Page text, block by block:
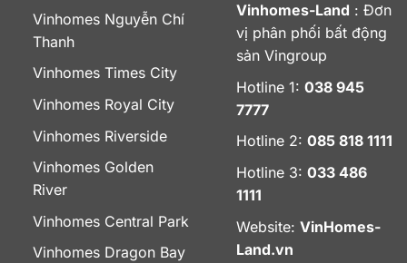
Vinhomes Nguyễn Chí
Thanh
Vinhomes Times City
Vinhomes Royal City
Vinhomes Riverside
Vinhomes Golden
River
Vinhomes Central Park
Vinhomes Dragon Bay
Vinhomes-Land : Đơn
vị phân phối bất động
sản Vingroup
Hotline 1: 038 945
7777
Hotline 2: 085 818 1111
Hotline 3: 033 486
1111
Website: VinHomes-
Land.vn